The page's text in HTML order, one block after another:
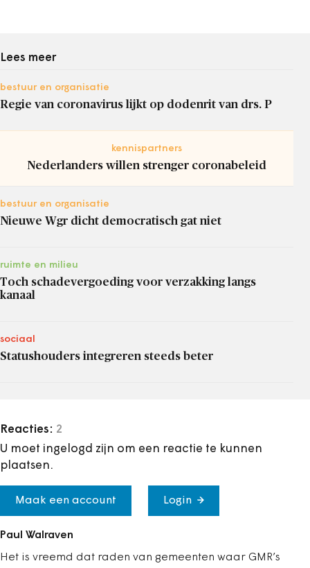
Lees meer
bestuur en organisatie
Regie van coronavirus lijkt op dodenrit van drs. P
kennispartners
Nederlanders willen strenger coronabeleid
bestuur en organisatie
Nieuwe Wgr dicht democratisch gat niet
ruimte en milieu
Toch schadevergoeding voor verzakking langs
kanaal
sociaal
Statushouders integreren steeds beter
Reacties: 2
U moet ingelogd zijn om een reactie te kunnen
plaatsen.
Maak een account Login
Paul Walraven
Het is vreemd dat raden van gemeenten waar GMR’s